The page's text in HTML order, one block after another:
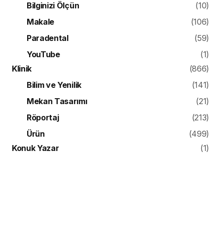
Bilginizi Ölçün
(10)
Makale
(106)
Paradental
(59)
YouTube
(1)
Klinik
(866)
Bilim ve Yenilik
(141)
Mekan Tasarımı
(21)
Röportaj
(213)
Ürün
(499)
Konuk Yazar
(1)